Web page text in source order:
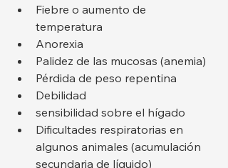
Fiebre o aumento de
temperatura
Anorexia
Palidez de las mucosas (anemia)
Pérdida de peso repentina
Debilidad
sensibilidad sobre el hígado
Dificultades respiratorias en
algunos animales (acumulación
secundaria de líquido)